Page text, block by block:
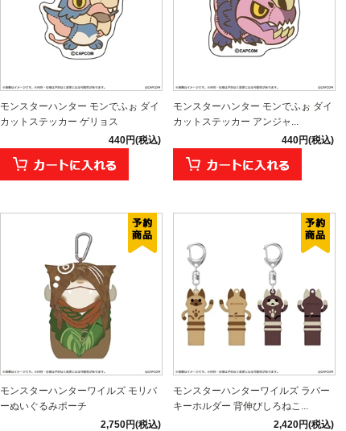
モンスターハンター モンでふぉ ダイ
カットステッカー ゲリョス
440円(税込)
モンスターハンター モンでふぉ ダイ
カットステッカー アンジャ...
440円(税込)
モンスターハンターワイルズ モリバ
ーぬいぐるみポーチ
2,750円(税込)
モンスターハンターワイルズ ラバー
キーホルダー 背伸びしろねこ...
2,420円(税込)